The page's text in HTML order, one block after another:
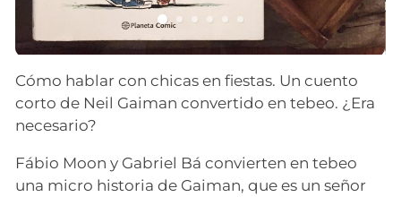
Cómo hablar con chicas en fiestas. Un cuento
corto de Neil Gaiman convertido en tebeo. ¿Era
necesario?
Fábio Moon y Gabriel Bá convierten en tebeo
una micro historia de Gaiman, que es un señor